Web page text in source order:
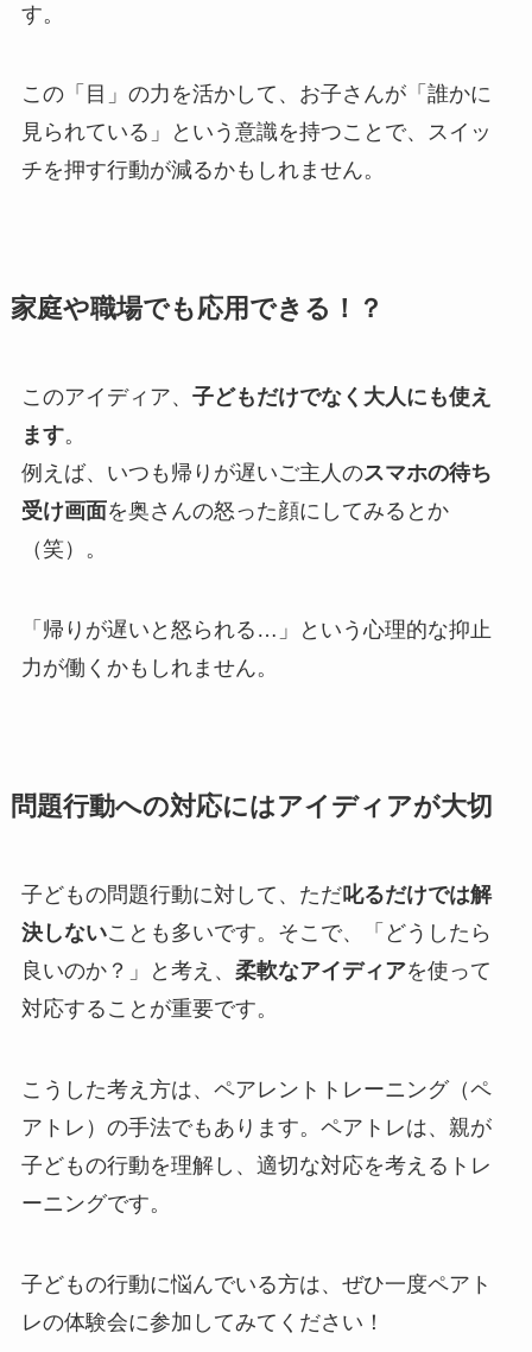
す。
この「目」の力を活かして、お子さんが「誰かに
見られている」という意識を持つことで、スイッ
チを押す行動が減るかもしれません。
家庭や職場でも応用できる！？
このアイディア、 子どもだけでなく大人にも使え
ます。
例えば、いつも帰りが遅いご主人のスマホの待ち
受け画面を奥さんの怒った顔にしてみるとか
（笑）。
「帰りが遅いと怒られる…」という心理的な抑止
力が働くかもしれません。
問題行動への対応にはアイディアが大切
子どもの問題行動に対して、ただ叱るだけでは解
決しないことも多いです。そこで、「どうしたら
良いのか？」と考え、 柔軟なアイディアを使って
対応することが重要です。
こうした考え方は、ペアレントトレーニング（ペ
アトレ）の手法でもあります。ペアトレは、親が
子どもの行動を理解し、適切な対応を考えるトレ
ーニングです。
子どもの行動に悩んでいる方は、ぜひ一度ペアト
レの体験会に参加してみてください！